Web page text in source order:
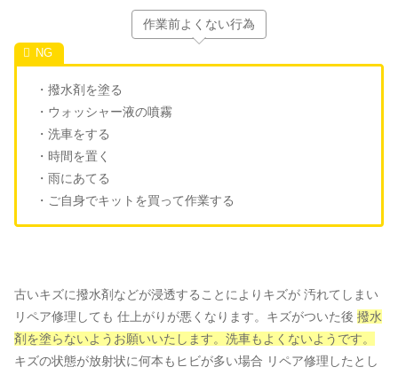
作業前よくない行為
・撥水剤を塗る
・ウォッシャー液の噴霧
・洗車をする
・時間を置く
・雨にあてる
・ご自身でキットを買って作業する
古いキズに撥水剤などが浸透することによりキズが 汚れてしまい
リペア修理しても 仕上がりが悪くなります。キズがついた後 撥水
剤を塗らないようお願いいたします。洗車もよくないようです。
キズの状態が放射状に何本もヒビが多い場合 リペア修理したとし